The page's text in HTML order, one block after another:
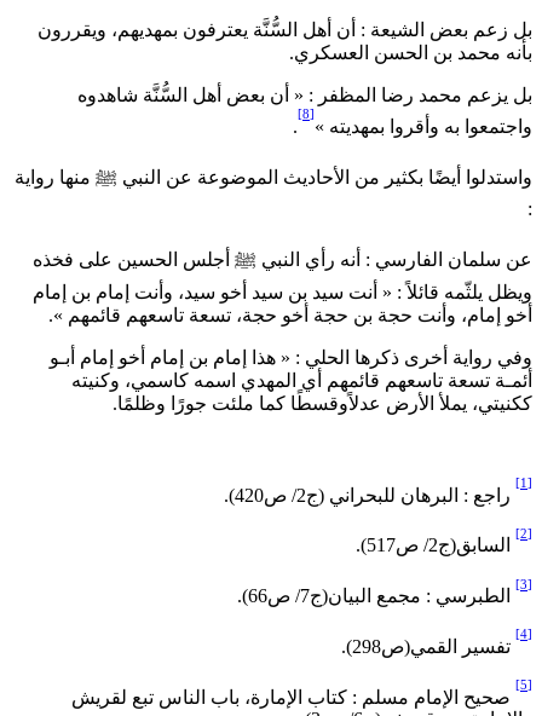
زعم بعض الشيعة : أن أهل السُّنَّة يعترفون بمهديهم، ويقررون
محمد بن الحسن العسكري.
يزعم محمد رضا المظفر : « أن بعض أهل السُّنَّة شاهدوه
به وأقروا بمهديته »
.
أيضًا بكثير من الأحاديث الموضوعة عن النبي ﷺ منها رواية
سلمان الفارسي : أنه رأي النبي ﷺ أجلس الحسين على فخذه
يلثّمه قائلاً : « أنت سيد بن سيد أخو سيد، وأنت إمام بن إمام
إمام، وأنت حجة بن حجة أخو حجة، تسعة تاسعهم قائمهم ».
رواية أخرى ذكرها الحلي : « هذا إمام بن إمام أخو إمام أبـو
تسعة تاسعهم قائمهم أي المهدي اسمه كاسمي، وكنيته
يملأ الأرض عدلاًوقسطًا كما ملئت جورًا وظلمًا.
راجع : البرهان للبحراني (ج2/ ص420).
السابق(ج2/ ص517).
الطبرسي : مجمع البيان(ج7/ ص66).
تفسير القمي(ص298).
صحيح الإمام مسلم : كتاب الإمارة، باب الناس تبع لقريش